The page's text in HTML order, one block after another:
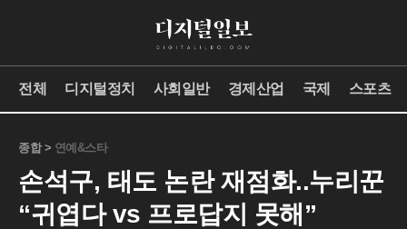
전체 디지털정치 사회일반 경제산업 국제 스포츠
종합 > 연예&스타
손석구, 태도 논란 재점화..누리꾼
“귀엽다 vs 프로답지 못해”